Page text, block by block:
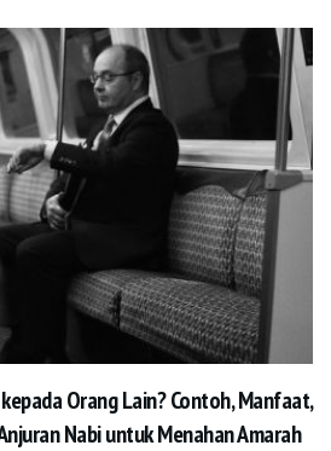
Orang Lain? Contoh, Manfaat,
Nabi untuk Menahan Amarah